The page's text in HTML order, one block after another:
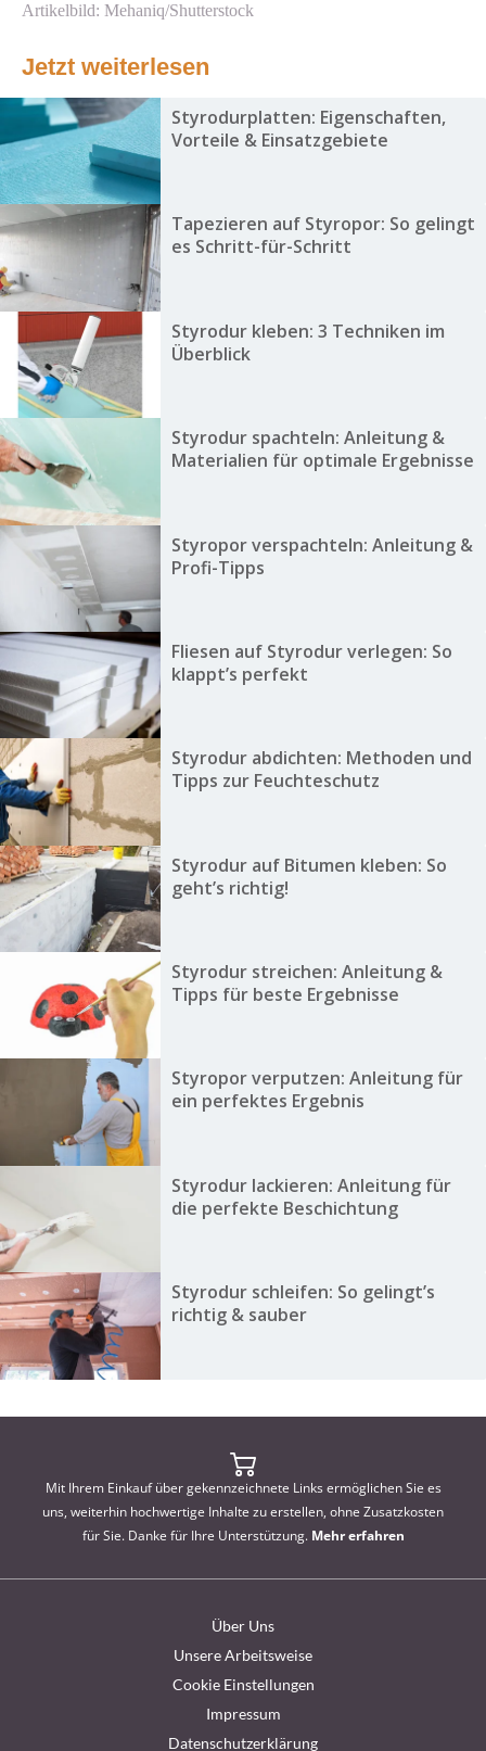
Artikelbild: Mehaniq/Shutterstock
Jetzt weiterlesen
Styrodurplatten: Eigenschaften,
Vorteile & Einsatzgebiete
Tapezieren auf Styropor: So gelingt
es Schritt-für-Schritt
Styrodur kleben: 3 Techniken im
Überblick
Styrodur spachteln: Anleitung &
Materialien für optimale Ergebnisse
Styropor verspachteln: Anleitung &
Profi-Tipps
Fliesen auf Styrodur verlegen: So
klappt’s perfekt
Styrodur abdichten: Methoden und
Tipps zur Feuchteschutz
Styrodur auf Bitumen kleben: So
geht’s richtig!
Styrodur streichen: Anleitung &
Tipps für beste Ergebnisse
Styropor verputzen: Anleitung für
ein perfektes Ergebnis
Styrodur lackieren: Anleitung für
die perfekte Beschichtung
Styrodur schleifen: So gelingt’s
richtig & sauber
Mit Ihrem Einkauf über gekennzeichnete Links ermöglichen Sie es
uns, weiterhin hochwertige Inhalte zu erstellen, ohne Zusatzkosten
für Sie. Danke für Ihre Unterstützung. Mehr erfahren
Über Uns
Unsere Arbeitsweise
Cookie Einstellungen
Impressum
Datenschutzerklärung